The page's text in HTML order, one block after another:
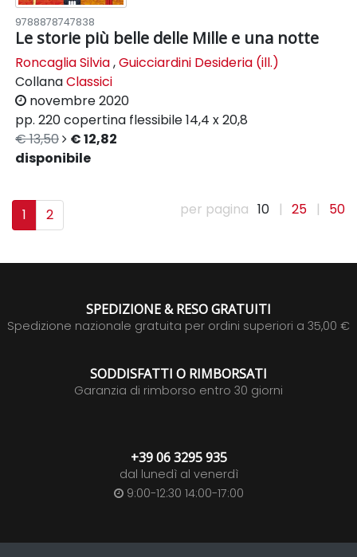
9788878747838
Le storie più belle delle Mille e una notte
Roncaglia Silvia,Guicciardini Desideria (ill.)
CollanaClassici
novembre 2020
pp. 220copertina flessibile14,4 x 20,8
€ 13,50
€ 12,82
disponibile
1 2 per pagina 10 | 25 | 50
SPEDIZIONE & RESO GRATUITI
Spedizione nazionale gratuita per ordini superiori a 35,00 €
SODDISFATTI O RIMBORSATI
Garanzia di rimborso entro 30 giorni
+39 06 3295 935
dal lunedì al venerdì
9:00-12:30 14:00-17:00